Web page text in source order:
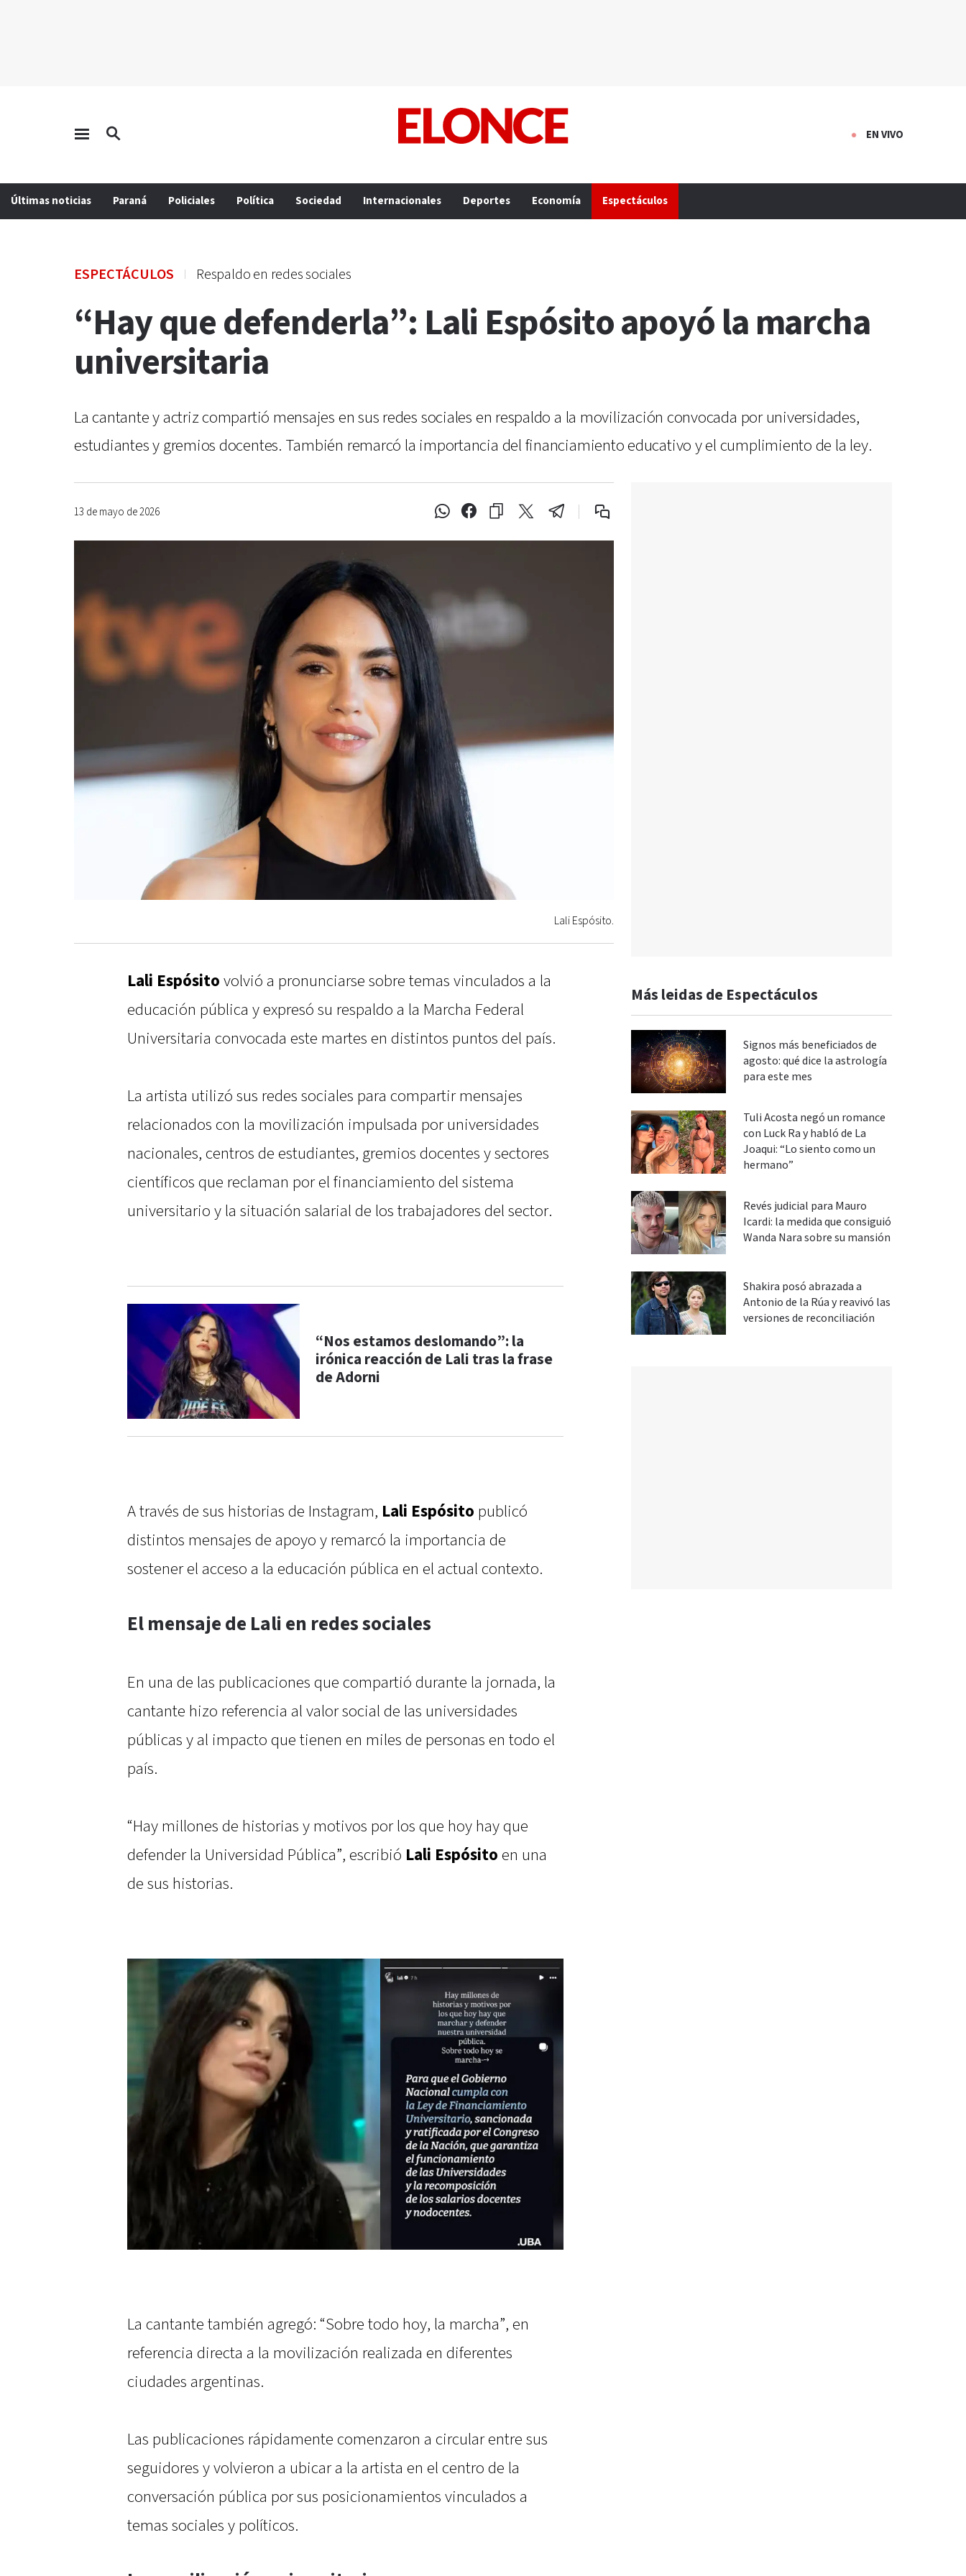
EN VIVO
Últimas noticias Paraná Policiales Política Sociedad Internacionales Deportes Economía Espectáculos
ESPECTÁCULOS Respaldo en redes sociales
“Hay que defenderla”: Lali Espósito apoyó la marcha
universitaria
La cantante y actriz compartió mensajes en sus redes sociales en respaldo a la movilización convocada por universidades,
estudiantes y gremios docentes. También remarcó la importancia del financiamiento educativo y el cumplimiento de la ley.
13 de mayo de 2026
Lali Espósito.
Lali Espósito volvió a pronunciarse sobre temas vinculados a la
educación pública y expresó su respaldo a la Marcha Federal
Universitaria convocada este martes en distintos puntos del país.
La artista utilizó sus redes sociales para compartir mensajes
relacionados con la movilización impulsada por universidades
nacionales, centros de estudiantes, gremios docentes y sectores
científicos que reclaman por el financiamiento del sistema
universitario y la situación salarial de los trabajadores del sector.
“Nos estamos deslomando”: la
irónica reacción de Lali tras la frase
de Adorni
A través de sus historias de Instagram, Lali Espósito publicó
distintos mensajes de apoyo y remarcó la importancia de
sostener el acceso a la educación pública en el actual contexto.
El mensaje de Lali en redes sociales
En una de las publicaciones que compartió durante la jornada, la
cantante hizo referencia al valor social de las universidades
públicas y al impacto que tienen en miles de personas en todo el
país.
“Hay millones de historias y motivos por los que hoy hay que
defender la Universidad Pública”, escribió Lali Espósito en una
de sus historias.
La cantante también agregó: “Sobre todo hoy, la marcha”, en
referencia directa a la movilización realizada en diferentes
ciudades argentinas.
Las publicaciones rápidamente comenzaron a circular entre sus
seguidores y volvieron a ubicar a la artista en el centro de la
conversación pública por sus posicionamientos vinculados a
temas sociales y políticos.
Más leidas de Espectáculos
Signos más beneficiados de
agosto: qué dice la astrología
para este mes
Tuli Acosta negó un romance
con Luck Ra y habló de La
Joaqui: “Lo siento como un
hermano”
Revés judicial para Mauro
Icardi: la medida que consiguió
Wanda Nara sobre su mansión
Shakira posó abrazada a
Antonio de la Rúa y reavivó las
versiones de reconciliación